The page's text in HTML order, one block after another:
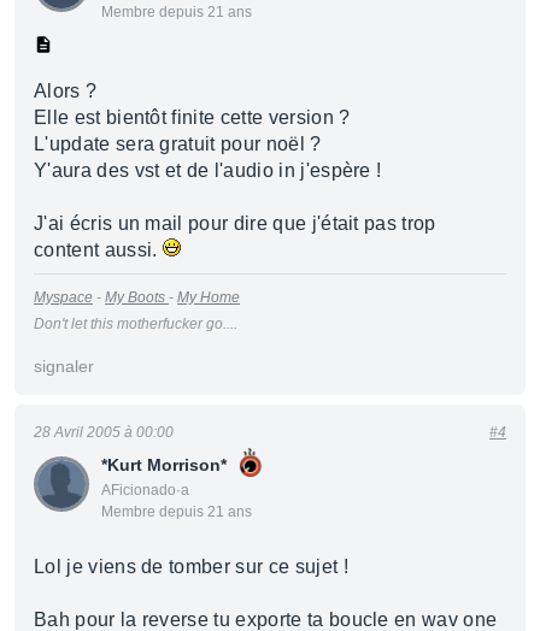
Membre depuis 21 ans
Alors ?
Elle est bientôt finite cette version ?
L'update sera gratuit pour noël ?
Y'aura des vst et de l'audio in j'espère !
J'ai écris un mail pour dire que j'était pas trop
content aussi.
Myspace - My Boots - My Home
Don't let this motherfucker go....
signaler
*Kurt Morrison*
AFicionado·a
Membre depuis 21 ans
28 Avril 2005 à 00:00 #4
Lol je viens de tomber sur ce sujet !
Bah pour la reverse tu exporte ta boucle en wav one